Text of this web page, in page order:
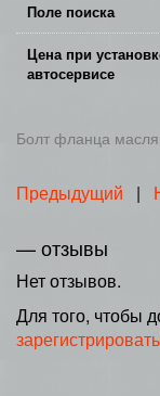
Поле поиска
Цена при
автосервисе
Болт фланца
Предыдущий |
— отзывы
Нет отзывов.
Для того, чтобы